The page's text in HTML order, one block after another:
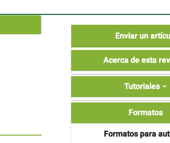
un
artículo
Enviar un
Acerca de esta
Tutoriales
Formatos
Formatos para